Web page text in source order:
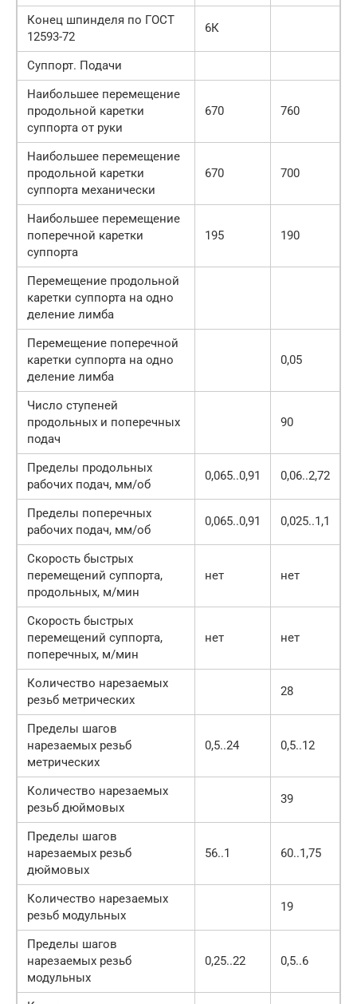
Конец шпинделя по ГОСТ
12593-72
6К
Суппорт. Подачи
Наибольшее перемещение
продольной каретки
суппорта от руки
670 760
Наибольшее перемещение
продольной каретки
суппорта механически
670 700
Наибольшее перемещение
поперечной каретки
суппорта
195 190
Перемещение продольной
каретки суппорта на одно
деление лимба
Перемещение поперечной
каретки суппорта на одно
деление лимба
0,05
Число ступеней
продольных и поперечных
подач
90
Пределы продольных
рабочих подач, мм/об
0,065..0,91 0,06..2,72
Пределы поперечных
рабочих подач, мм/об
0,065..0,91 0,025..1,1
Скорость быстрых
перемещений суппорта,
продольных, м/мин
нет нет
Скорость быстрых
перемещений суппорта,
поперечных, м/мин
нет нет
Количество нарезаемых
резьб метрических
28
Пределы шагов
нарезаемых резьб
метрических
0,5..24 0,5..12
Количество нарезаемых
резьб дюймовых
39
Пределы шагов
нарезаемых резьб
дюймовых
56..1 60..1,75
Количество нарезаемых
резьб модульных
19
Пределы шагов
нарезаемых резьб
модульных
0,25..22 0,5..6